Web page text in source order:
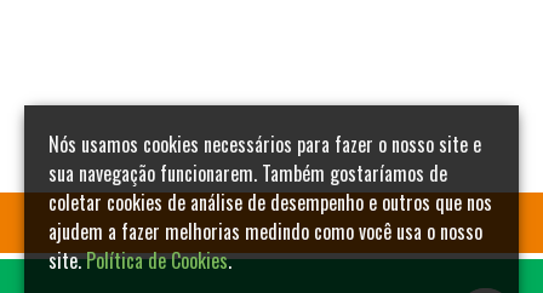
Nós usamos cookies necessários para fazer o nosso site e
sua navegação funcionarem. Também gostaríamos de
coletar cookies de análise de desempenho e outros que nos
ajudem a fazer melhorias medindo como você usa o nosso
site.Política de Cookies.